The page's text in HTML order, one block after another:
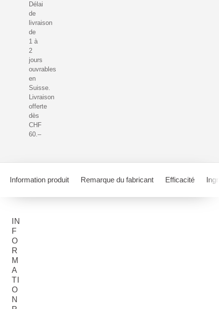
Délai
de
livraison
de
1 à
2
jours
ouvrables
en
Suisse.
Livraison
offerte
dès
CHF
60.–
Information produit Remarque du fabricant Efficacité
IN
F
O
R
M
A
TI
O
N